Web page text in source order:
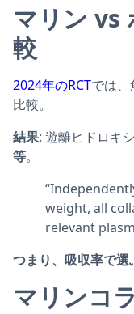
マリン vs
較
2024年のRCTでは
比較。
結果: 遊離ヒドロキ
等。
weight, all
relevant
つまり、吸収率で選
マリンコ